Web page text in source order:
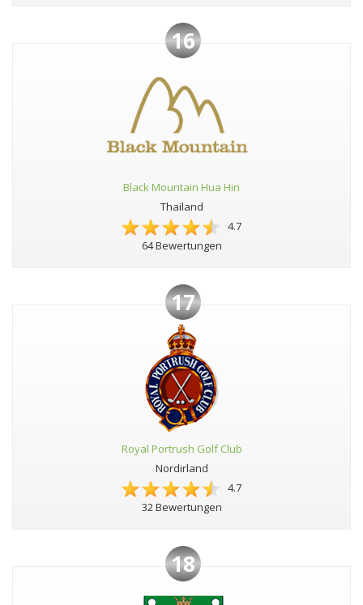
16
Black Mountain Hua Hin
Thailand
4.7
64 Bewertungen
17
Royal Portrush Golf Club
Nordirland
4.7
32 Bewertungen
18